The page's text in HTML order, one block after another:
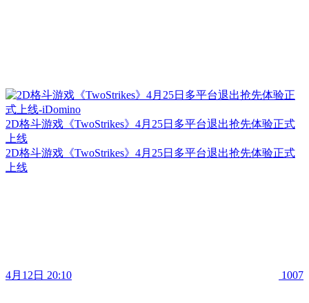
2D格斗游戏《TwoStrikes》4月25日多平台退出抢先体验正式
上线
2D格斗游戏《TwoStrikes》4月25日多平台退出抢先体验正式
上线
4月12日 20:10 1007